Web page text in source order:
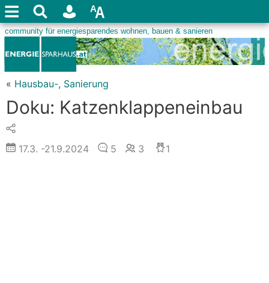
« Hausbau-, Sanierung
Doku: Katzenklappeneinbau
17.3. -21.9.2024 5 3 1